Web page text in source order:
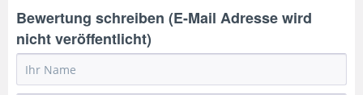
Bewertung schreiben (E-Mail Adresse wird
nicht veröffentlicht)